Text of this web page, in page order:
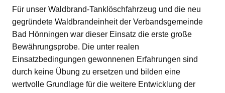
Für unser Waldbrand-Tanklöschfahrzeug und die neu
gegründete Waldbrandeinheit der Verbandsgemeinde
Bad Hönningen war dieser Einsatz die erste große
Bewährungsprobe. Die unter realen
Einsatzbedingungen gewonnenen Erfahrungen sind
durch keine Übung zu ersetzen und bilden eine
wertvolle Grundlage für die weitere Entwicklung der